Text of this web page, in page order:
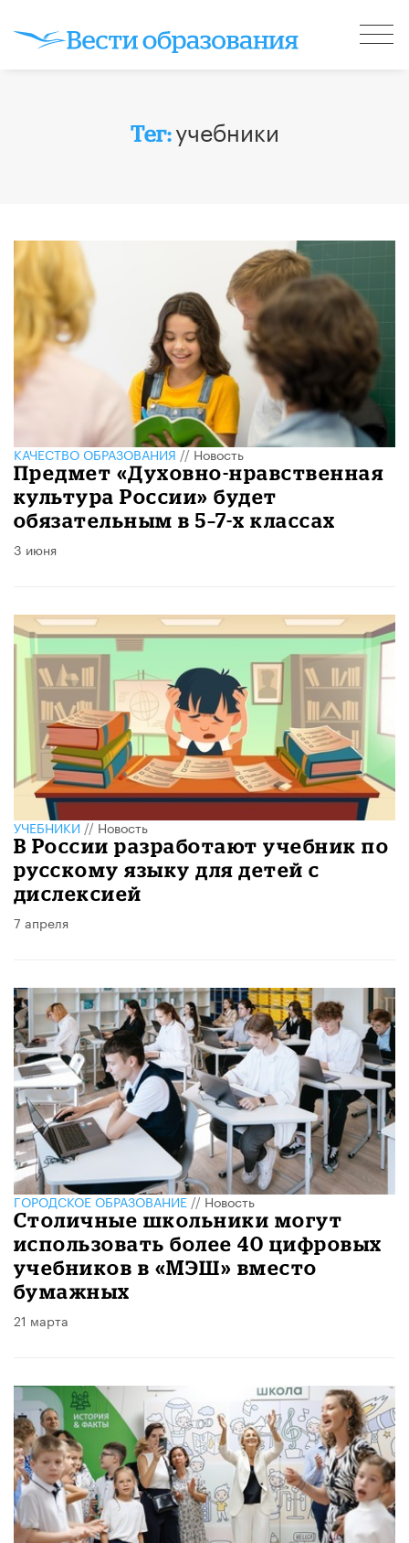
Тег:учебники
КАЧЕСТВО ОБРАЗОВАНИЯ//Новость
Предмет «Духовно-нравственная
культура России» будет
обязательным в 5–7-х классах
3 июня
УЧЕБНИКИ//Новость
В России разработают учебник по
русскому языку для детей с
дислексией
7 апреля
ГОРОДСКОЕ ОБРАЗОВАНИЕ//Новость
Столичные школьники могут
использовать более 40 цифровых
учебников в «МЭШ» вместо
бумажных
21 марта